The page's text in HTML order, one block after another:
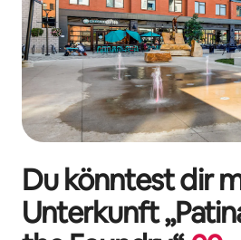
Du könntest dir
Unterkunft „